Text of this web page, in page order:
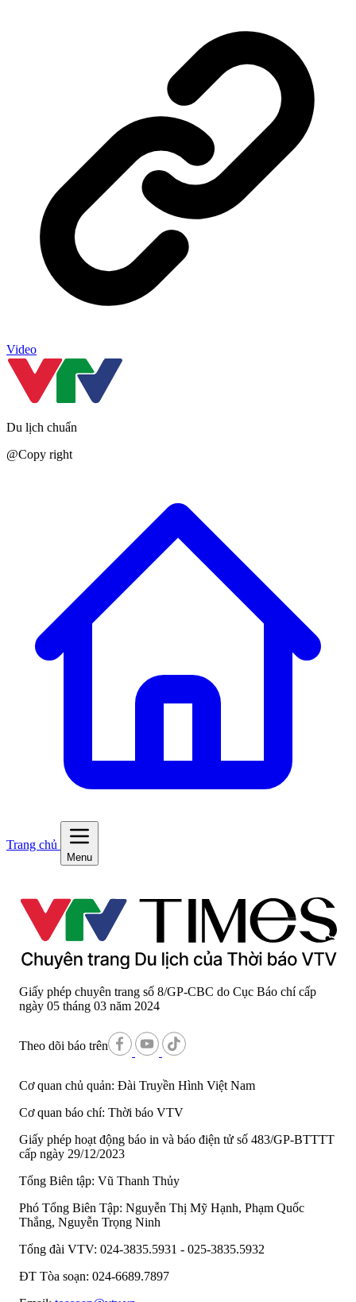
Video
Du lịch chuẩn
@Copy right
Trang chủ
Menu
Giấy phép chuyên trang số 8/GP-CBC do Cục Báo chí cấp
ngày 05 tháng 03 năm 2024
Theo dõi báo trên
Cơ quan chủ quản: Đài Truyền Hình Việt Nam
Cơ quan báo chí: Thời báo VTV
Giấy phép hoạt động báo in và báo điện tử số 483/GP-BTTTT
cấp ngày 29/12/2023
Tổng Biên tập: Vũ Thanh Thủy
Phó Tổng Biên Tập: Nguyễn Thị Mỹ Hạnh, Phạm Quốc
Thắng, Nguyễn Trọng Ninh
Tổng đài VTV: 024-3835.5931 - 025-3835.5932
ĐT Tòa soạn: 024-6689.7897